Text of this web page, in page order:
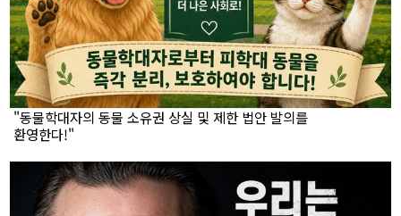
"동물학대자의 동물 소유권 상실 및 제한 법안 발의를
환영한다!"